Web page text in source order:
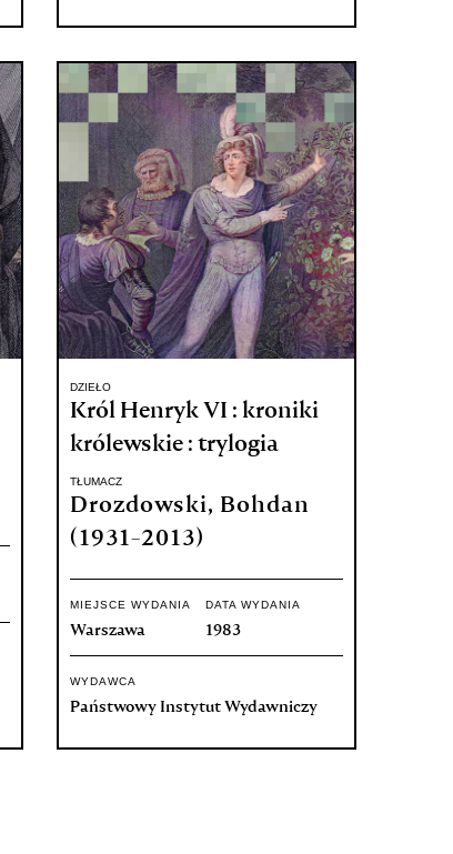
DZIEŁO
Król Henryk VI : kroniki
królewskie : trylogia
TŁUMACZ
Drozdowski, Bohdan
(1931-2013)
MIEJSCE WYDANIA
Warszawa
DATA WYDANIA
1983
WYDAWCA
Państwowy Instytut Wydawniczy